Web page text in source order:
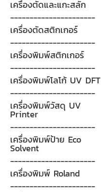
เครื่องตัดและแกะสลัก
----------------------
เครื่องตัดสติกเกอร์
----------------------
เครื่องพิมพ์สติกเกอร์
----------------------
เครื่องพิมพ์โลโก้ UV DFT
----------------------
เครื่องพิมพ์วัสดุ UV
Printer
----------------------
เครื่องพิมพ์ป้าย Eco
Solvent
----------------------
เครื่องพิมพ์ Roland
----------------------